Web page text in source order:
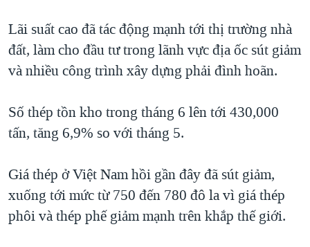
Lãi suất cao đã tác động mạnh tới thị trường nhà
đất, làm cho đầu tư trong lãnh vực địa ốc sút giảm
và nhiều công trình xây dựng phải đình hoãn.
Số thép tồn kho trong tháng 6 lên tới 430,000
tấn, tăng 6,9% so với tháng 5.
Giá thép ở Việt Nam hồi gần đây đã sút giảm,
xuống tới mức từ 750 đến 780 đô la vì giá thép
phôi và thép phế giảm mạnh trên khắp thế giới.